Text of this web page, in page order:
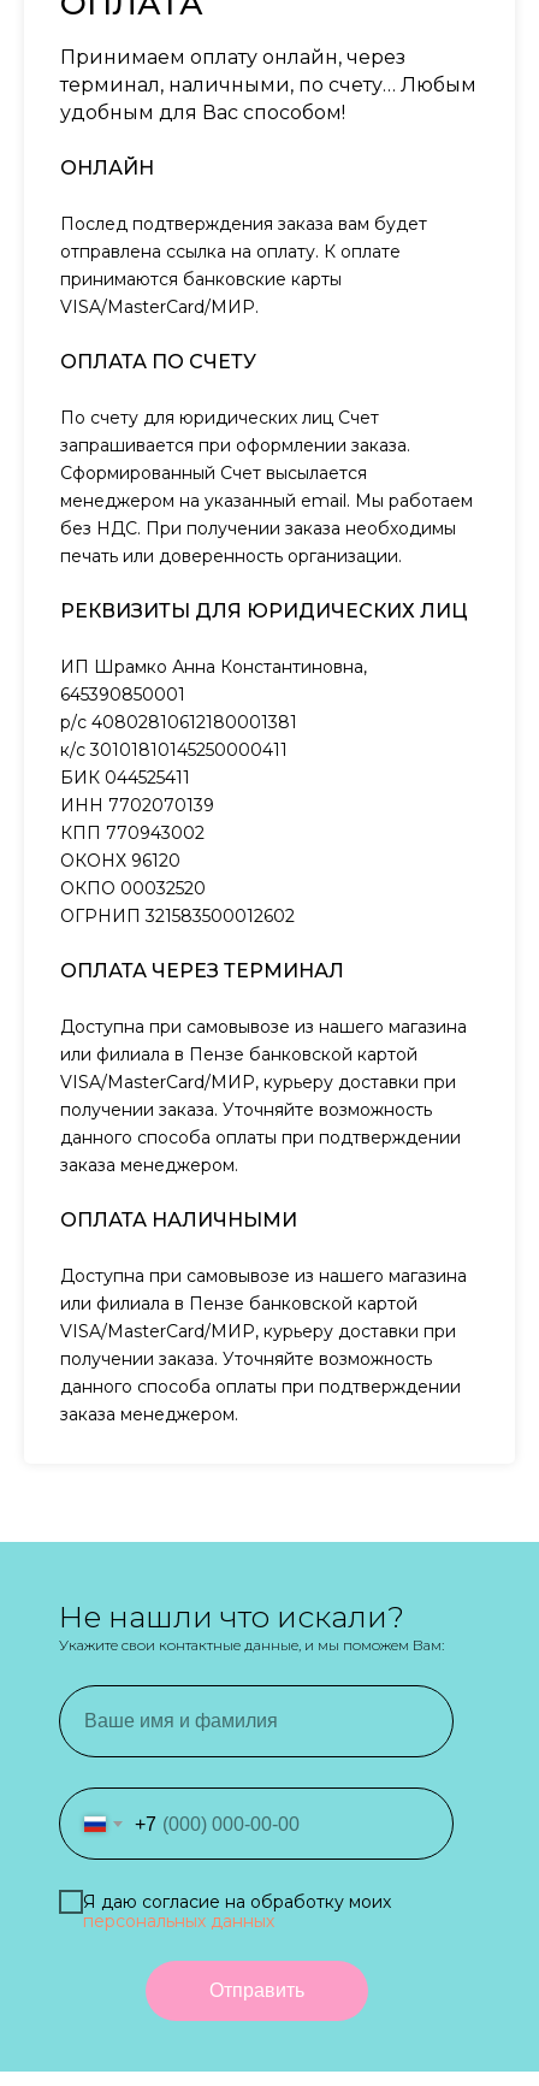
Принимаем оплату онлайн, через
терминал, наличными, по счету… Любым
удобным для Вас способом!
ОНЛАЙН
Послед подтверждения заказа вам будет
отправлена ссылка на оплату. К оплате
принимаются банковские карты
VISA/MasterCard/МИР.
ОПЛАТА ПО СЧЕТУ
По счету для юридических лиц Счет
запрашивается при оформлении заказа.
Сформированный Счет высылается
менеджером на указанный email. Мы работаем
без НДС. При получении заказа необходимы
печать или доверенность организации.
РЕКВИЗИТЫ ДЛЯ ЮРИДИЧЕСКИХ ЛИЦ
ИП Шрамко Анна Константиновна,
645390850001
р/с 40802810612180001381
к/с 30101810145250000411
БИК 044525411
ИНН 7702070139
КПП 770943002
ОКОНХ 96120
ОКПО 00032520
ОГРНИП 321583500012602
ОПЛАТА ЧЕРЕЗ ТЕРМИНАЛ
Доступна при самовывозе из нашего магазина
или филиала в Пензе банковской картой
VISA/MasterCard/МИР, курьеру доставки при
получении заказа. Уточняйте возможность
данного способа оплаты при подтверждении
заказа менеджером.
ОПЛАТА НАЛИЧНЫМИ
Доступна при самовывозе из нашего магазина
или филиала в Пензе банковской картой
VISA/MasterCard/МИР, курьеру доставки при
получении заказа. Уточняйте возможность
данного способа оплаты при подтверждении
заказа менеджером.
+7
Я даю согласие на обработку моих
персональных данных
Отправить
Не нашли что искали?
Укажите свои контактные данные, и мы поможем Вам: